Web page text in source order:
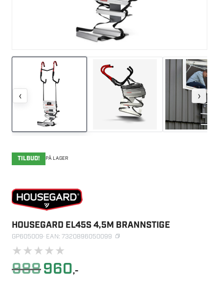
‹ ›
TILBUD! PÅ LAGER
HOUSEGARD EL45S 4,5M BRANNSTIGE
GP605009· EAN: 7320896050099
★★★★★
988 Opprinnelig
pris
960pris
,-